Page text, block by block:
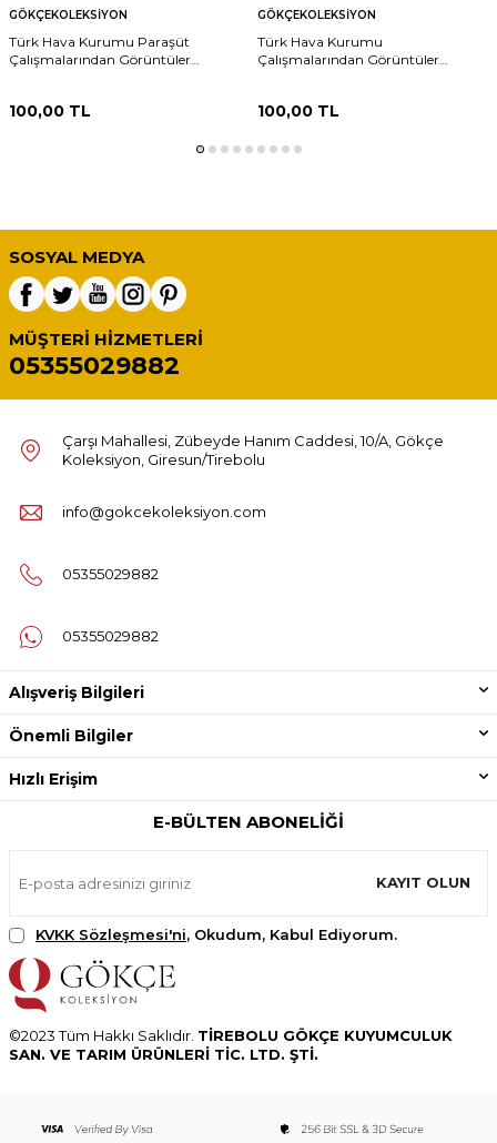
GÖKÇEKOLEKSIYON
Türk Hava Kurumu Paraşüt
Çalışmalarından Görüntüler
100,00 TL
GÖKÇEKOLEKSIYON
Türk Hava Kurumu
Çalışmalarından Görüntüler
100,00TL
SOSYAL MEDYA
MÜŞTERI HIZMETLERI
05355029882
Çarşı Mahallesi, Zübeyde Hanım Caddesi, 10/A, Gökçe
Koleksiyon, Giresun/Tirebolu
info@gokcekoleksiyon.com
05355029882
05355029882
Alışveriş Bilgileri
Önemli Bilgiler
Hızlı Erişim
E-BÜLTEN ABONELIĞI
KAYIT OLUN
KVKK Sözleşmesi'ni, Okudum, Kabul Ediyorum.
©2023 Tüm Hakkı Saklıdır. TİREBOLU GÖKÇE KUYUMCULUK
SAN. VE TARIM ÜRÜNLERİ TİC. LTD. ŞTİ.